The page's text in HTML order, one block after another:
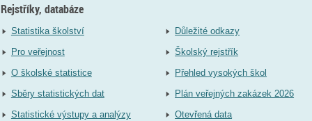
Rejstříky, databáze
Statistika školství
Pro veřejnost
O školské statistice
Sběry statistických dat
Statistické výstupy a analýzy
Důležité odkazy
Školský rejstřík
Přehled vysokých škol
Plán veřejných zakázek 2026
Otevřená data